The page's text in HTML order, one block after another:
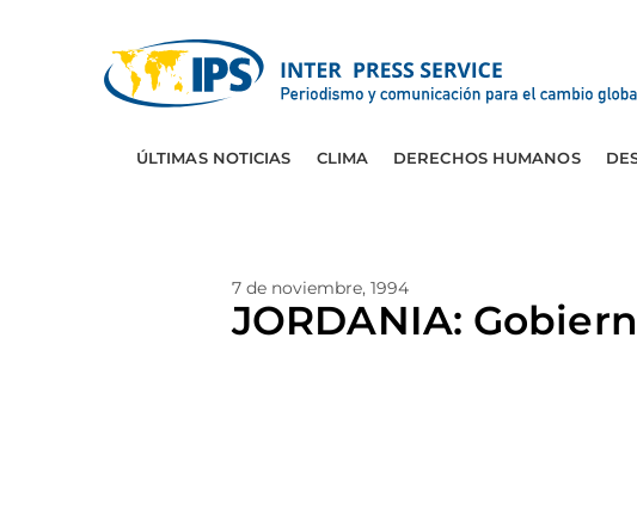
ÚLTIMAS NOTICIAS CLIMA DERECHOS HUMANOS
7 de noviembre, 1994
JORDANIA: